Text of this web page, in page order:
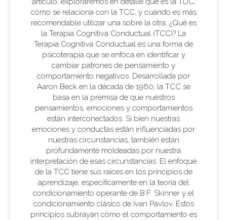
cómo se relaciona con la TCC, y cuándo es más
recomendable utilizar una sobre la otra. ¿Qué es
la Terapia Cognitiva Conductual (TCC)? La
Terapia Cognitiva Conductual es una forma de
psicoterapia que se enfoca en identificar y
cambiar patrones de pensamiento y
comportamiento negativos. Desarrollada por
Aaron Beck en la década de 1960, la TCC se
basa en la premisa de que nuestros
pensamientos, emociones y comportamientos
están interconectados. Si bien nuestras
emociones y conductas están influenciadas por
nuestras circunstancias, también están
profundamente moldeadas por nuestra
interpretación de esas circunstancias. El enfoque
de la TCC tiene sus raíces en los principios de
aprendizaje, específicamente en la teoría del
condicionamiento operante de B.F. Skinner y el
condicionamiento clásico de Ivan Pavlov. Estos
principios subrayan cómo el comportamiento es